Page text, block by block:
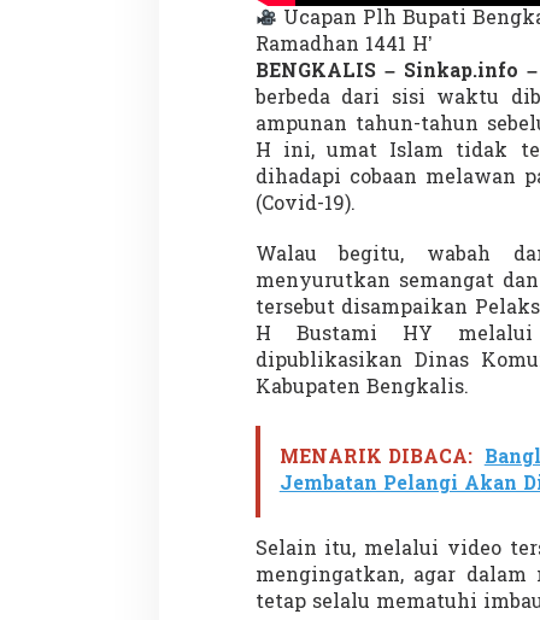
Ucapan Plh Bupati
Ramadhan 1441 H’
BENGKALIS – Sinkap.info –
berbeda dari sisi waktu
ampunan tahun-tahun
H ini, umat Islam tidak
dihadapi cobaan melawan
(Covid-19).
Walau begitu, wabah
menyurutkan semangat
tersebut disampaikan
H Bustami HY
dipublikasikan Dinas
Kabupaten Bengkalis.
MENARIK DIBACA:
Jembatan Pelangi Akan
Selain itu, melalui video
mengingatkan, agar dalam
tetap selalu mematuhi